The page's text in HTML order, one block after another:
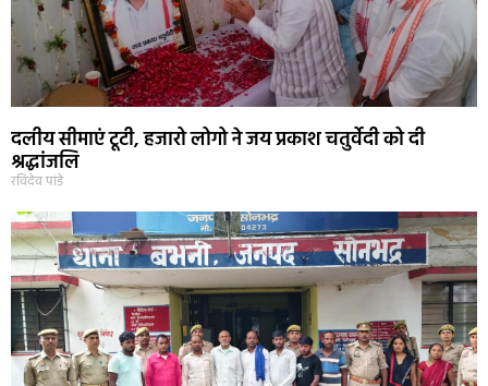
दलीय सीमाएं टूटी, हजारो लोगो ने जय प्रकाश चतुर्वेदी को दी
श्रद्धांजलि
रविदेव पांडे